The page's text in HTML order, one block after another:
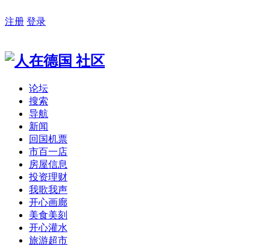
注册 登录
论坛
搜索
导航
新闻
回国机票
市百一店
房屋信息
投资理财
我歌我声
开心画廊
美食美刻
开心灌水
旅游超市